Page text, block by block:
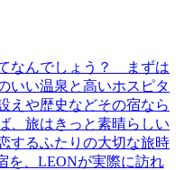
なんでしょう？ まずは
いい温泉と高いホスピタ
えや歴史などその宿なら
、旅はきっと素晴らしい
するふたりの大切な旅時
を、LEONが実際に訪れ